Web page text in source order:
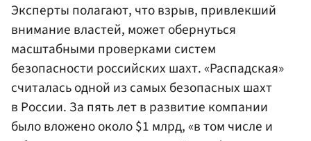
Эксперты полагают, что взрыв, привлекший
внимание властей, может обернуться
масштабными проверками систем
безопасности российских шахт. «Распадская»
считалась одной из самых безопасных шахт
в России. За пять лет в развитие компании
было вложено около $1 млрд, «в том числе и